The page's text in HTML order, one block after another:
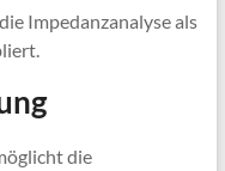
Impedanzanalyse als
die